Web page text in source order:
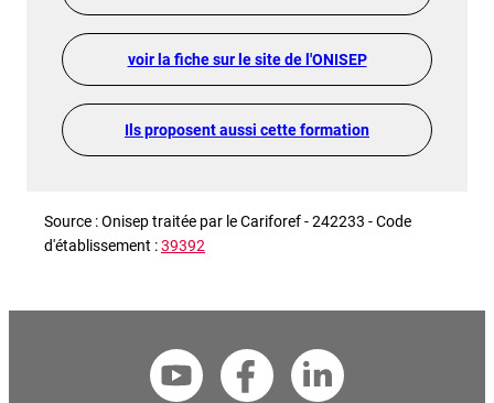
voir la fiche sur le site de l'ONISEP
Ils proposent aussi cette formation
Source : Onisep traitée par le Cariforef - 242233 - Code
d'établissement :39392